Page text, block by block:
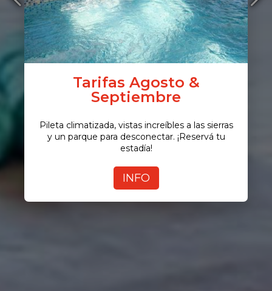
CÓRDOBA - ARGENTINA
Tarifas Agosto &
Septiembre
Pileta climatizada, vistas increíbles a las sierras
y un parque para desconectar. ¡Reservá tu
estadía!
INFO